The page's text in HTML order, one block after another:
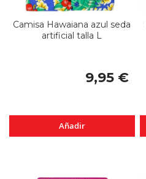
Camisa Hawaiana azul seda
artificial talla L
9,95 €
Añadir